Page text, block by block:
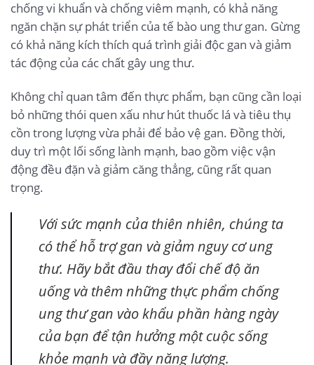
chống vi khuẩn và chống viêm mạnh, có khả năng
ngăn chặn sự phát triển của tế bào ung thư gan. Gừng
có khả năng kích thích quá trình giải độc gan và giảm
tác động của các chất gây ung thư.
Không chỉ quan tâm đến thực phẩm, bạn cũng cần loại
bỏ những thói quen xấu như hút thuốc lá và tiêu thụ
cồn trong lượng vừa phải để bảo vệ gan. Đồng thời,
duy trì một lối sống lành mạnh, bao gồm việc vận
động đều đặn và giảm căng thẳng, cũng rất quan
trọng.
Với sức mạnh của thiên nhiên, chúng ta
có thể hỗ trợ gan và giảm nguy cơ ung
thư. Hãy bắt đầu thay đổi chế độ ăn
uống và thêm những thực phẩm chống
ung thư gan vào khẩu phần hàng ngày
của bạn để tận hưởng một cuộc sống
khỏe mạnh và đầy năng lượng.